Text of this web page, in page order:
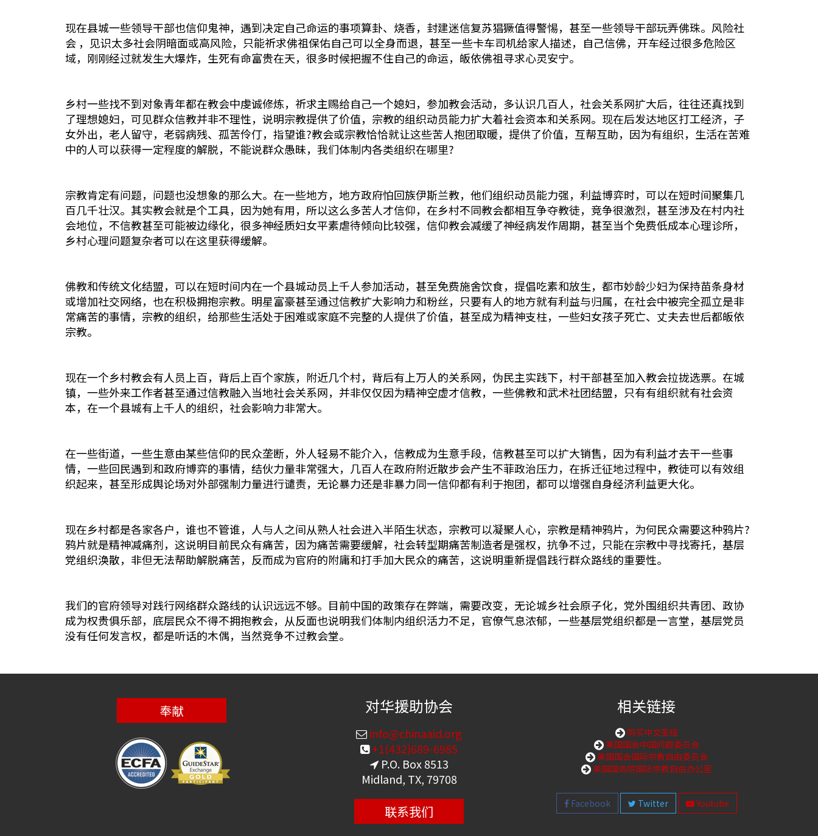
现在县城一些领导干部也信仰鬼神，遇到决定自己命运的事项算卦、烧香，封建迷信复苏猖獗值得警惕，甚至一些领导干部玩弄佛珠。风险社
会 ，见识太多社会阴暗面或高风险，只能祈求佛祖保佑自己可以全身而退，甚至一些卡车司机给家人描述，自己信佛，开车经过很多危险区
域，刚刚经过就发生大爆炸，生死有命富贵在天，很多时候把握不住自己的命运，皈依佛祖寻求心灵安宁。
乡村一些找不到对象青年都在教会中虔诚修炼，祈求主赐给自己一个媳妇，参加教会活动，多认识几百人，社会关系网扩大后，往往还真找到
了理想媳妇，可见群众信教并非不理性，说明宗教提供了价值，宗教的组织动员能力扩大着社会资本和关系网。现在后发达地区打工经济，子
女外出，老人留守，老弱病残、孤苦伶仃，指望谁?教会或宗教恰恰就让这些苦人抱团取暖，提供了价值，互帮互助，因为有组织，生活在苦难
中的人可以获得一定程度的解脱，不能说群众愚昧，我们体制内各类组织在哪里?
宗教肯定有问题，问题也没想象的那么大。在一些地方，地方政府怕回族伊斯兰教，他们组织动员能力强，利益博弈时，可以在短时间聚集几
百几千壮汉。其实教会就是个工具，因为她有用，所以这么多苦人才信仰，在乡村不同教会都相互争夺教徒，竞争很激烈，甚至涉及在村内社
会地位，不信教甚至可能被边缘化，很多神经质妇女平素虐待倾向比较强，信仰教会减缓了神经病发作周期，甚至当个免费低成本心理诊所，
乡村心理问题复杂者可以在这里获得缓解。
佛教和传统文化结盟，可以在短时间内在一个县城动员上千人参加活动，甚至免费施舍饮食，提倡吃素和放生，都市妙龄少妇为保持苗条身材
或增加社交网络，也在积极拥抱宗教。明星富豪甚至通过信教扩大影响力和粉丝，只要有人的地方就有利益与归属，在社会中被完全孤立是非
常痛苦的事情，宗教的组织，给那些生活处于困难或家庭不完整的人提供了价值，甚至成为精神支柱，一些妇女孩子死亡、丈夫去世后都皈依
宗教。
现在一个乡村教会有人员上百，背后上百个家族，附近几个村，背后有上万人的关系网，伪民主实践下，村干部甚至加入教会拉拢选票。在城
镇，一些外来工作者甚至通过信教融入当地社会关系网，并非仅仅因为精神空虚才信教，一些佛教和武术社团结盟，只有有组织就有社会资
本，在一个县城有上千人的组织，社会影响力非常大。
在一些街道，一些生意由某些信仰的民众垄断，外人轻易不能介入，信教成为生意手段，信教甚至可以扩大销售，因为有利益才去干一些事
情，一些回民遇到和政府博弈的事情，结伙力量非常强大，几百人在政府附近散步会产生不菲政治压力，在拆迁征地过程中，教徒可以有效组
织起来，甚至形成舆论场对外部强制力量进行谴责，无论暴力还是非暴力同一信仰都有利于抱团，都可以增强自身经济利益更大化。
现在乡村都是各家各户，谁也不管谁，人与人之间从熟人社会进入半陌生状态，宗教可以凝聚人心，宗教是精神鸦片，为何民众需要这种鸦片?
鸦片就是精神减痛剂，这说明目前民众有痛苦，因为痛苦需要缓解，社会转型期痛苦制造者是强权，抗争不过，只能在宗教中寻找寄托，基层
党组织涣散，非但无法帮助解脱痛苦，反而成为官府的附庸和打手加大民众的痛苦，这说明重新提倡践行群众路线的重要性。
我们的官府领导对践行网络群众路线的认识远远不够。目前中国的政策存在弊端，需要改变，无论城乡社会原子化，党外围组织共青团、政协
成为权贵俱乐部，底层民众不得不拥抱教会，从反面也说明我们体制内组织活力不足，官僚气息浓郁，一些基层党组织都是一言堂，基层党员
没有任何发言权，都是听话的木偶，当然竞争不过教会堂。
奉献 对华援助协会
info@chinaaid.org
+1(432)689-6985
P.O. Box 8513
Midland, TX, 79708
联系我们
相关链接
购买中文圣经
美国国会中国问题委员会
美国国会国际宗教自由委员会
美国国务院国际宗教自由办公室
Facebook Twitter Youtube